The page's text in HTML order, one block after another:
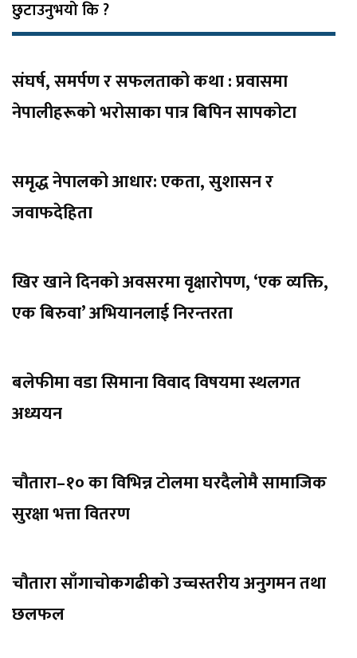
छुटाउनुभयो कि ?
संघर्ष, समर्पण र सफलताको कथा : प्रवासमा
नेपालीहरूको भरोसाका पात्र बिपिन सापकोटा
समृद्ध नेपालको आधार: एकता, सुशासन र
जवाफदेहिता
खिर खाने दिनको अवसरमा वृक्षारोपण, ‘एक व्यक्ति,
एक बिरुवा’ अभियानलाई निरन्तरता
बलेफीमा वडा सिमाना विवाद विषयमा स्थलगत
अध्ययन
चौतारा–१० का विभिन्न टोलमा घरदैलोमै सामाजिक
सुरक्षा भत्ता वितरण
चौतारा साँगाचोकगढीको उच्चस्तरीय अनुगमन तथा
छलफल